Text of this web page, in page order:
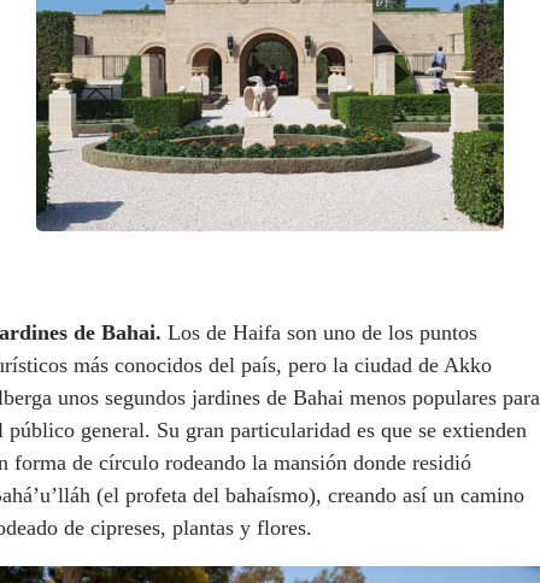
de Bahai. Los de Haifa son uno de los puntos
más conocidos del país, pero la ciudad de Akko
unos segundos jardines de Bahai menos populares para
público general. Su gran particularidad es que se extienden
forma de círculo rodeando la mansión donde residió
(el profeta del bahaísmo), creando así un camino
de cipreses, plantas y flores.